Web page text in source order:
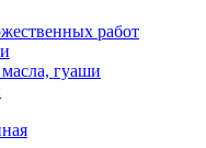
работ
гуаши